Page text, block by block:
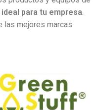
para tu empresa.
las mejores marcas.